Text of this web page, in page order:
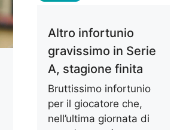
Altro infortunio
gravissimo in Serie
A, stagione finita
Bruttissimo infortunio
per il giocatore che,
nell’ultima giornata di